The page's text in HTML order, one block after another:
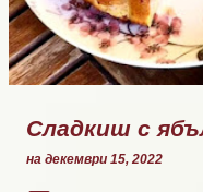
Сладкиш с
на декември 15, 2022